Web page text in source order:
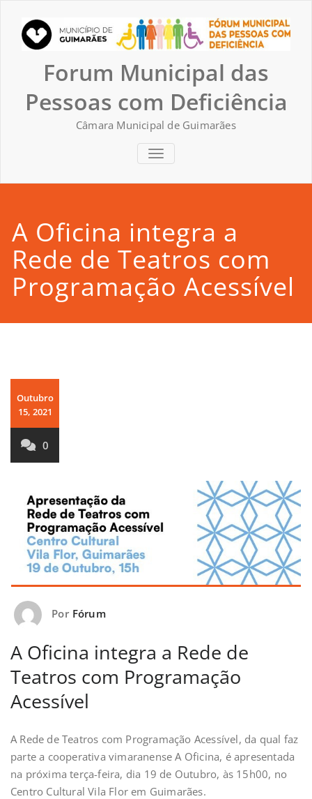
content
Forum Municipal das
Pessoas com Deficiência
Câmara Municipal de Guimarães
TOGGLE NAVIGATION
A Oficina integra a
Rede de Teatros com
Programação Acessível
Outubro
15, 2021
0
Por Fórum
A Oficina integra a Rede de
Teatros com Programação
Acessível
A Rede de Teatros com Programação Acessível, da qual faz
parte a cooperativa vimaranense A Oficina, é apresentada
na próxima terça-feira, dia 19 de Outubro, às 15h00, no
Centro Cultural Vila Flor em Guimarães.